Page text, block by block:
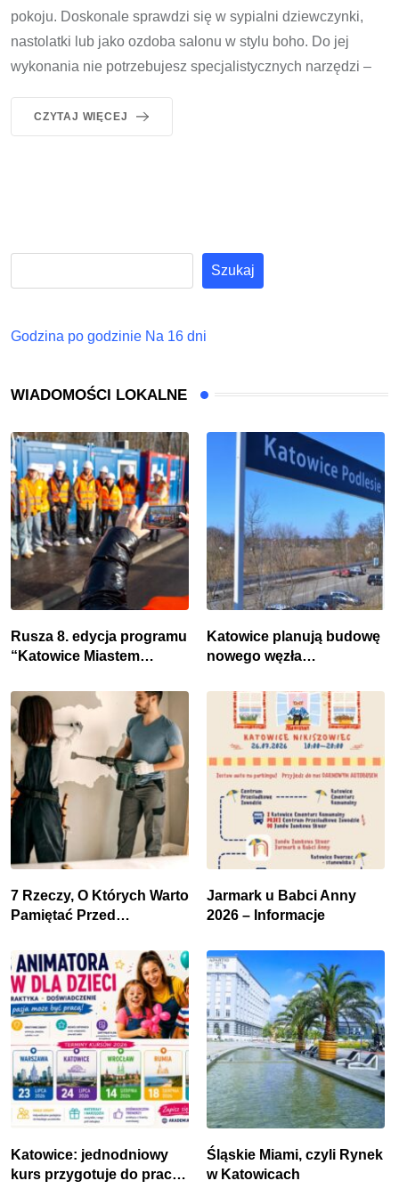
pokoju. Doskonale sprawdzi się w sypialni dziewczynki,
nastolatki lub jako ozdoba salonu w stylu boho. Do jej
wykonania nie potrzebujesz specjalistycznych narzędzi –
CZYTAJ WIĘCEJ
Szukaj
Godzina po godzinie Na 16 dni
WIADOMOŚCI LOKALNE
Rusza 8. edycja programu
“Katowice Miastem
przedsiębiorców
Katowice planują budowę
nowego węzła
Podlesiu
7 Rzeczy, O Których Warto
Pamiętać Przed
Jarmark u Babci Anny
2026 – Informacje
Katowice: jednodniowy
kurs przygotuje do pracy
Śląskie Miami, czyli Rynek
w Katowicach